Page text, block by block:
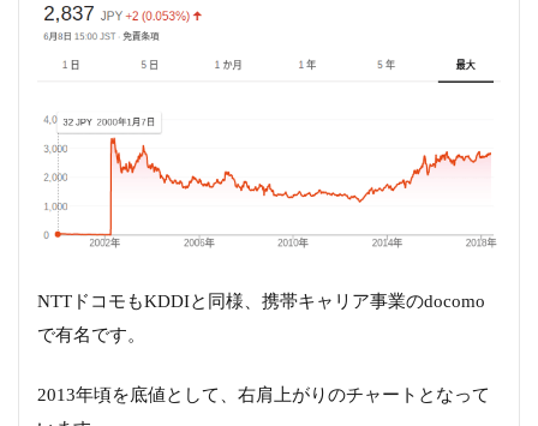
NTTドコモもKDDIと同様、携帯キャリア事業のdocomo
で有名です。
2013年頃を底値として、右肩上がりのチャートとなって